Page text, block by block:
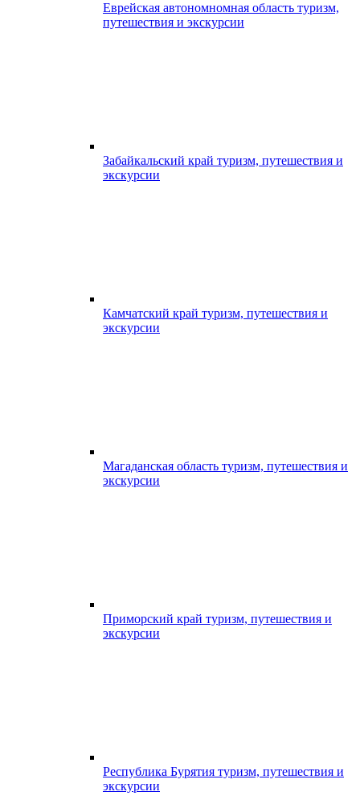
Еврейская автономномная область туризм,
путешествия и экскурсии
Забайкальский край туризм, путешествия и
экскурсии
Камчатский край туризм, путешествия и
экскурсии
Магаданская область туризм, путешествия и
экскурсии
Приморский край туризм, путешествия и
экскурсии
Республика Бурятия туризм, путешествия и
экскурсии